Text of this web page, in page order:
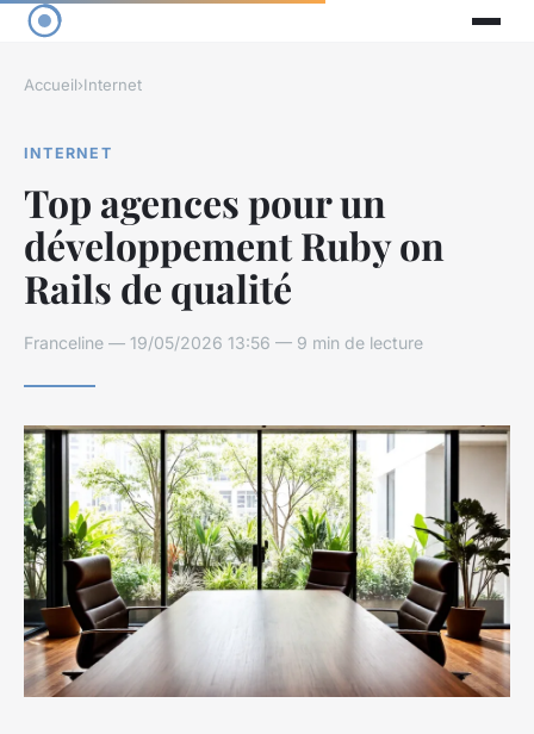
Accueil›Internet
INTERNET
Top agences pour un
développement Ruby on
Rails de qualité
Franceline — 19/05/2026 13:56 — 9 min de lecture